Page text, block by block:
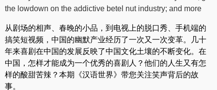
the lowdown on the addictive betel nut industry; and more
从剧场的相声、春晚的小品，到电视上的脱口秀、手机端的
搞笑短视频，中国的幽默产业经历了一次又一次变革。
几十
年来喜剧在中国的发展反映了中国文化土壤的不断变化。在
中国，怎样才能成为一个优秀的喜剧人？他们的人生又有怎
样的酸甜苦辣？本期《汉语世界》带您关注笑声背后的故
事。